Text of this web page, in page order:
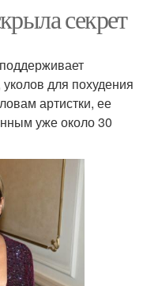
секрет
для похудения
артистки, ее
уже около 30